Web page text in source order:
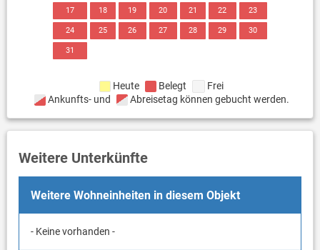
17 18 19 20 21 22 23
24 25 26 27 28 29 30
31
Heute Belegt
Frei
Ankunfts- und
Abreisetag können gebucht werden.
Weitere Unterkünfte
Weitere Wohneinheiten in diesem Objekt
- Keine vorhanden -